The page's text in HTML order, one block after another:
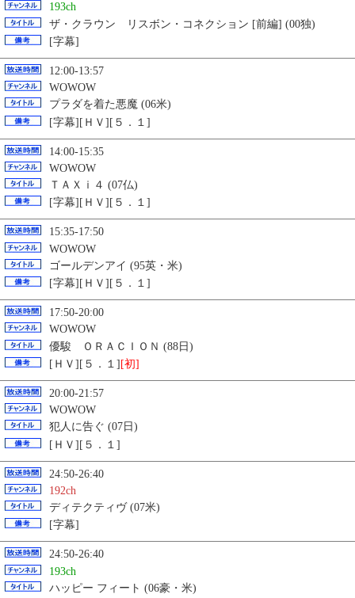
193ch
ザ・クラウン リスボン・コネクション [前編] (00独)
[字幕]
12:00-13:57
WOWOW
プラダを着た悪魔 (06米)
[字幕][ＨＶ][５．１]
14:00-15:35
WOWOW
ＴＡＸｉ４ (07仏)
[字幕][ＨＶ][５．１]
15:35-17:50
WOWOW
ゴールデンアイ (95英・米)
[字幕][ＨＶ][５．１]
17:50-20:00
WOWOW
優駿 ＯＲＡＣＩＯＮ (88日)
[ＨＶ][５．１] [初]
20:00-21:57
WOWOW
犯人に告ぐ (07日)
[ＨＶ][５．１]
24:50-26:40
192ch
ディテクティヴ (07米)
[字幕]
24:50-26:40
193ch
ハッピー フィート (06豪・米)